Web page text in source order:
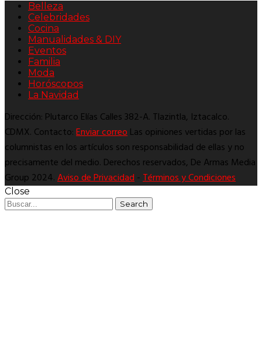
Belleza
Celebridades
Cocina
Manualidades & DIY
Eventos
Familia
Moda
Horóscopos
La Navidad
Dirección: Plutarco Elías Calles 382-A. Tlazintla, Iztacalco.
CDMX. Contacto:Enviar correoLas opiniones vertidas por las
columnistas en los artículos son responsabilidad de ellas y no
precisamente del medio. Derechos reservados, De Armas Media
Group 2024.Aviso de Privacidad-Términos y Condiciones
Close